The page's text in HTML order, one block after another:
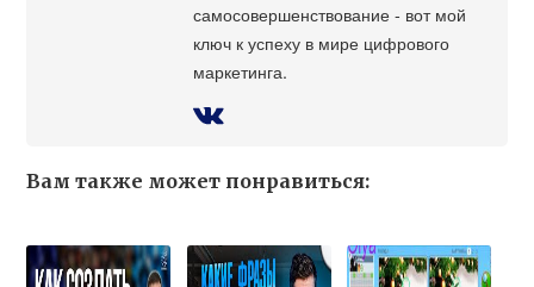
самосовершенствование - вот мой
ключ к успеху в мире цифрового
маркетинга.
Вам также может понравиться: